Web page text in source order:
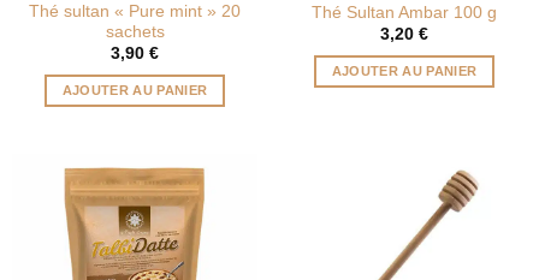
Thé sultan « Pure mint » 20
sachets
3,90 €
AJOUTER AU PANIER
Thé Sultan Ambar 100 g
3,20 €
AJOUTER AU PANIER